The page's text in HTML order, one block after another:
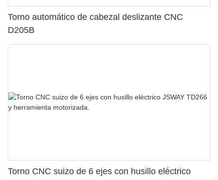
Torno automático de cabezal deslizante CNC
D205B
Torno CNC suizo de 6 ejes con husillo eléctrico